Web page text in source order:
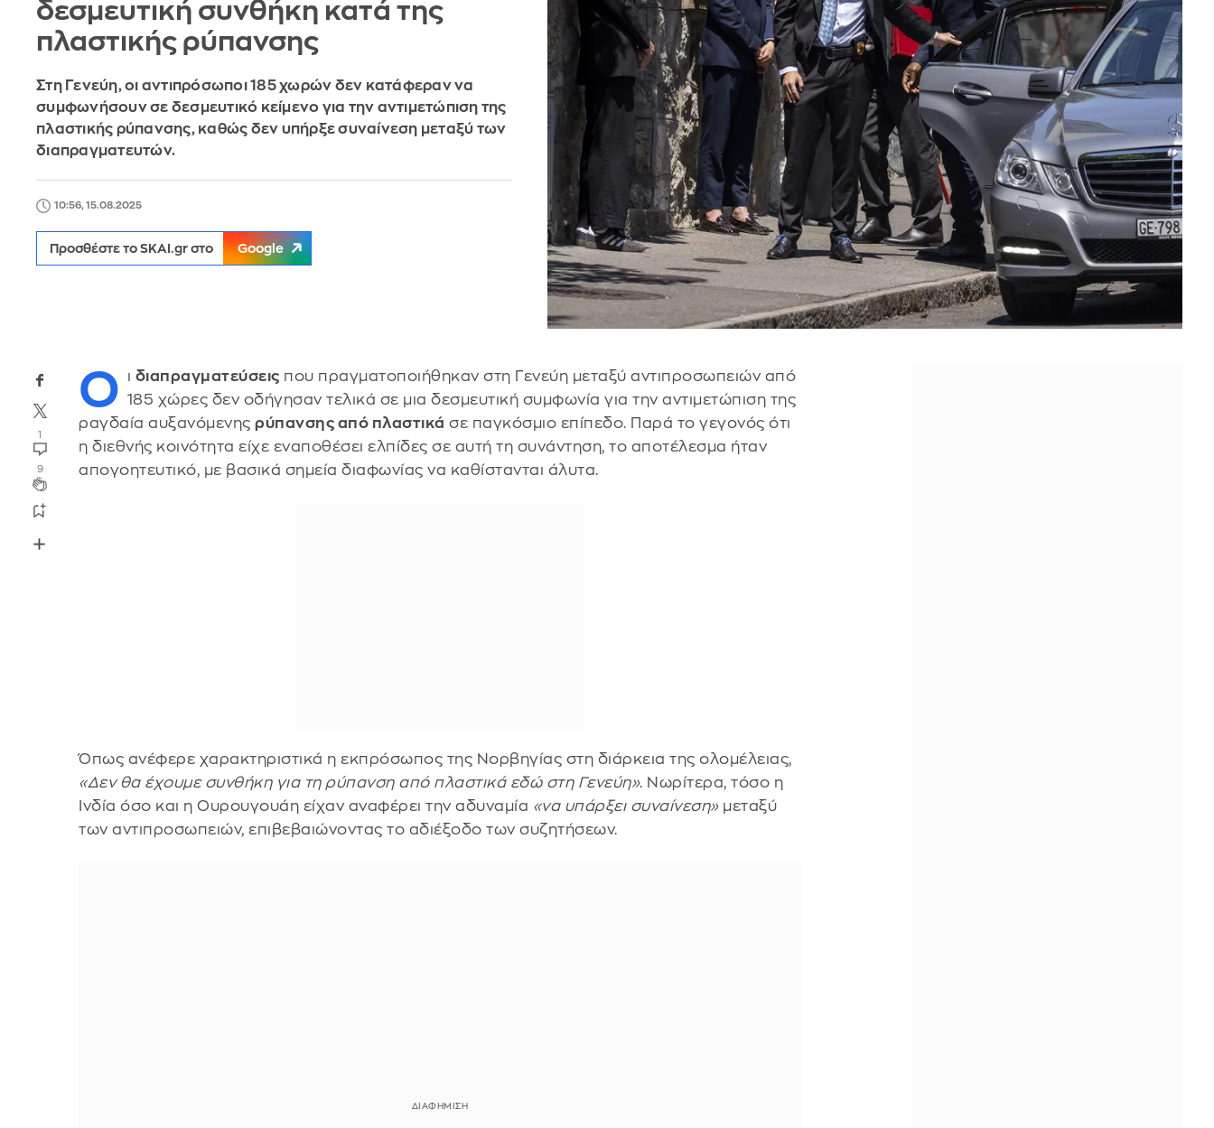
δεσμευτική συνθήκη κατά της
πλαστικής ρύπανσης
Στη Γενεύη, οι αντιπρόσωποι 185 χωρών δεν κατάφεραν να
συμφωνήσουν σε δεσμευτικό κείμενο για την αντιμετώπιση της
πλαστικής ρύπανσης, καθώς δεν υπήρξε συναίνεση μεταξύ των
διαπραγματευτών.
10:56, 15.08.2025
Προσθέστε το SKAI.gr στο Google
1
9
Ο ι διαπραγματεύσεις που πραγματοποιήθηκαν στη Γενεύη μεταξύ αντιπροσωπειών από
185 χώρες δεν οδήγησαν τελικά σε μια δεσμευτική συμφωνία για την αντιμετώπιση της
ραγδαία αυξανόμενηςρύπανσης από πλαστικά σε παγκόσμιο επίπεδο. Παρά το γεγονός ότι
η διεθνής κοινότητα είχε εναποθέσει ελπίδες σε αυτή τη συνάντηση, το αποτέλεσμα ήταν
απογοητευτικό, με βασικά σημεία διαφωνίας να καθίστανται άλυτα.
Όπως ανέφερε χαρακτηριστικά η εκπρόσωπος της Νορβηγίας στη διάρκεια της ολομέλειας,
«Δεν θα έχουμε συνθήκη για τη ρύπανση από πλαστικά εδώ στη Γενεύη». Νωρίτερα, τόσο η
Ινδία όσο και η Ουρουγουάη είχαν αναφέρει την αδυναμία «να υπάρξει συναίνεση»μεταξύ
των αντιπροσωπειών, επιβεβαιώνοντας το αδιέξοδο των συζητήσεων.